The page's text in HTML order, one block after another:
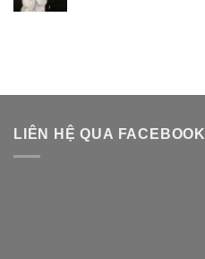
LIÊN HỆ QUA FACEBOOK